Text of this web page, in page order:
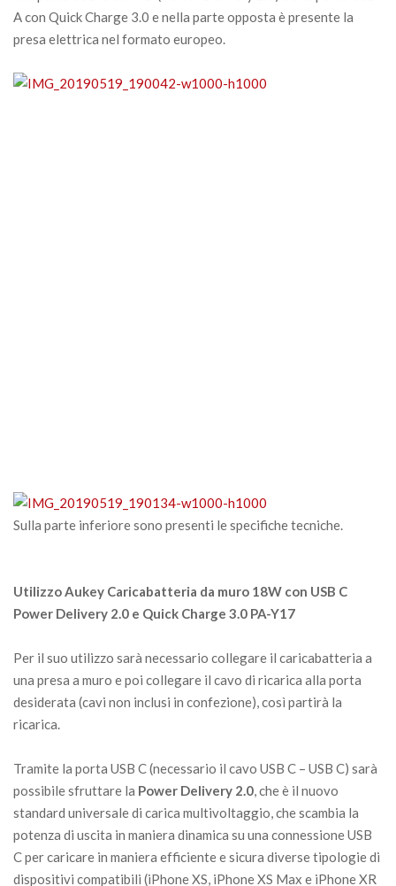
A con Quick Charge 3.0 e nella parte opposta è presente la
presa elettrica nel formato europeo.
Sulla parte inferiore sono presenti le specifiche tecniche.
Utilizzo Aukey Caricabatteria da muro 18W con USB C
Power Delivery 2.0 e Quick Charge 3.0 PA-Y17
Per il suo utilizzo sarà necessario collegare il caricabatteria a
una presa a muro e poi collegare il cavo di ricarica alla porta
desiderata (cavi non inclusi in confezione), così partirà la
ricarica.
Tramite la porta USB C (necessario il cavo USB C – USB C) sarà
possibile sfruttare la Power Delivery 2.0, che è il nuovo
standard universale di carica multivoltaggio, che scambia la
potenza di uscita in maniera dinamica su una connessione USB
C per caricare in maniera efficiente e sicura diverse tipologie di
dispositivi compatibili (iPhone XS, iPhone XS Max e iPhone XR